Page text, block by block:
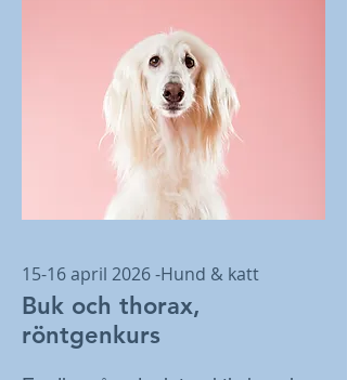
15-16 april 2026 -Hund & katt
Buk och thorax,
röntgenkurs